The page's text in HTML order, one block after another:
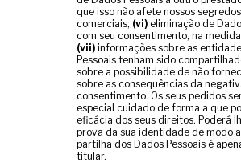
que isso não afete nossos
comerciais; (vi) eliminação de
com seu consentimento, na
(vii) informações sobre as
Pessoais tenham sido
sobre a possibilidade de não
sobre as consequências da
consentimento. Os seus pedidos
especial cuidado de forma a que
eficácia dos seus direitos. Poderá
prova da sua identidade de modo
partilha dos Dados Pessoais é
titular.